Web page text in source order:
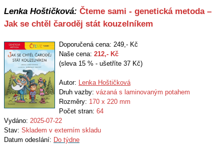
Lenka Hoštičková: Čteme sami - genetická metoda –
Jak se chtěl čaroděj stát kouzelníkem
Doporučená cena: 249,- Kč
Naše cena: 212,- Kč
(sleva 15 % - ušetříte 37 Kč)
Autor: Lenka Hoštičková
Druh vazby: vázaná s laminovaným potahem
Rozměry: 170 x 220 mm
Počet stran: 64
Vydáno: 2025-07-22
Stav: Skladem v externím skladu
Datum odeslání: Do týdne